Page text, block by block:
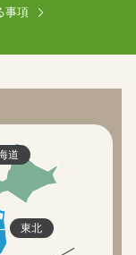
事項
道
東北